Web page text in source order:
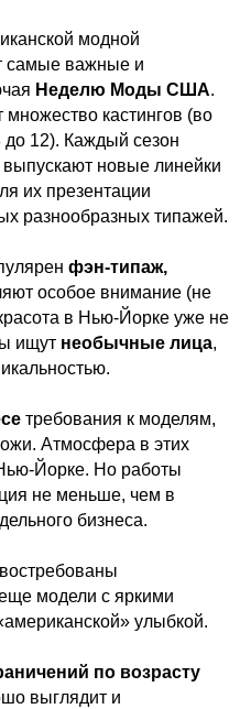
модной
самые важные и
Неделю Моды США.
кастингов (во
12). Каждый сезон
новые линейки
их презентации
разнообразных типажей.
фэн-типаж,
особое внимание (не
в Нью-Йорке уже не
ищут необычные лица,
требования к моделям,
Атмосфера в этих
Йорке. Но работы
не меньше, чем в
бизнеса.
модели с яркими
улыбкой.
по возрасту
выглядит и